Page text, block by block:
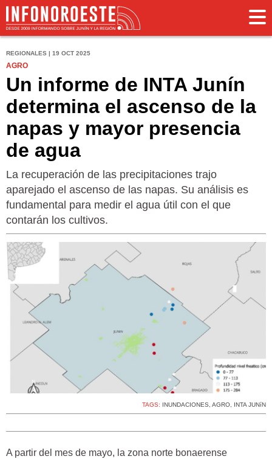
REGIONALES | 19 OCT 2025
AGRO
Un informe de INTA Junín
determina el ascenso de la
napas y mayor presencia
de agua
La recuperación de las precipitaciones trajo
aparejado el ascenso de las napas. Su análisis es
fundamental para medir el agua útil con el que
contarán los cultivos.
TAGS: INUNDACIONES, AGRO, INTA JUNíN
A partir del mes de mayo, la zona norte bonaerense